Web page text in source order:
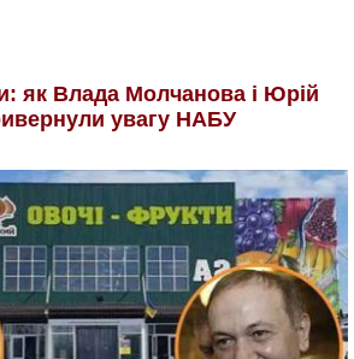
як Влада Молчанова і Юрій
увагу НАБУ